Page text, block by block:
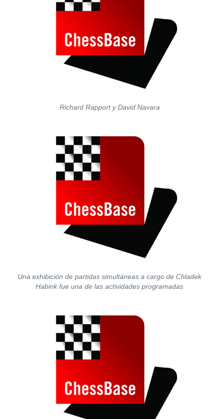
Richard Rapport y David Navara
Una exhibición de partidas simultáneas a cargo de Chladek
Habink fue una de las actividades programadas